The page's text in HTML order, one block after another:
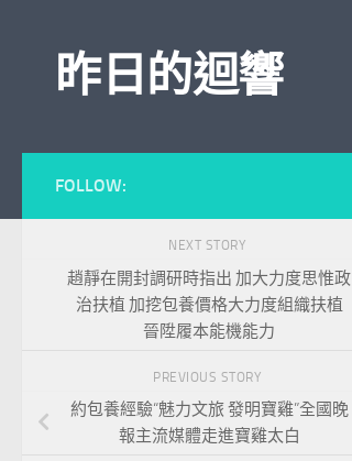
昨日的迴響
FOLLOW:
NEXT STORY
趙靜在開封調研時指出 加大力度思惟政
治扶植 加挖包養價格大力度組織扶植
晉陞履本能機能力
PREVIOUS STORY
約包養經驗“魅力文旅 發明寶雞”全國晚
報主流媒體走進寶雞太白